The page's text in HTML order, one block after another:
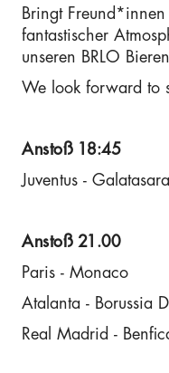
Bringt
fantastischer
unseren BRLO
We look forward to
Anstoß 18:45
Juventus -
Anstoß 21.00
Paris - Monaco
Atalanta - Borussia
Real Madrid -